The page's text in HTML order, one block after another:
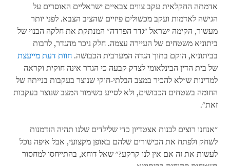
אדמתה החקלאית עקב צווים צבאיים ישראליים האוסרים על
הגישה לאדמות ועקב מכשולים פיזיים שהציב הצבא. לפני יותר
מעשור, הקימה ישראל "גדר הפרדה" המנתקת את חלקה הבנוי של
ביתוניא משטחים של העיירה עצמה. חלק ניכר מהגדר, לרבות
בביתוניא, הוקם בתוך הגדה המערבית הכבושה. חוות דעת מייעצת
של בית הדין הבינלאומי לצדק קבעה כי הגדר אינה חוקית וקראה
למדינות ש"לא להכיר במצב הבלתי-חוקי שנוצר בעקבות בנייתה של
החומה בשטחים הכבושים, ולא לסייע בשימור המצב שנוצר בעקבות
זאת".
"אנחנו רוצים לבנות אצטדיון כדי שלילדים שלנו תהיה הזדמנות
לשחק ולפתח את הכישורים שלהם באופן מקצועי, אבל איפה נוכל
לעשות את זה אם אין לנו קרקע?" שאל דוחא, בהתייחסו למחסור